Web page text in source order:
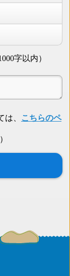
字以内）
、
こちらのペ